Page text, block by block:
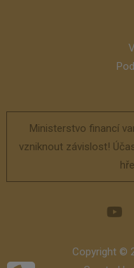
Ministerstvo financí
vzniknout závislost!
Copyright ©